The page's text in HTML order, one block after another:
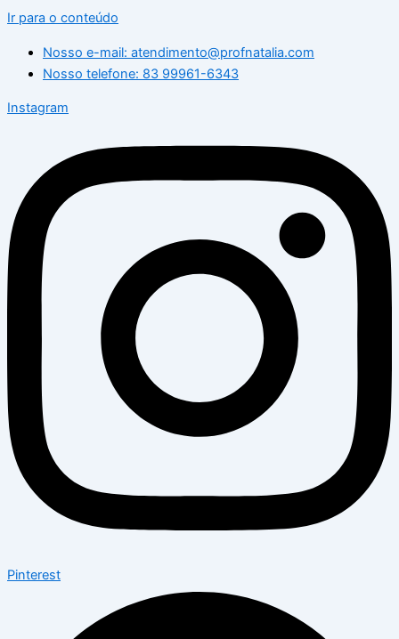
Ir para o conteúdo
Nosso e-mail: atendimento@profnatalia.com
Nosso telefone: 83 99961-6343
Instagram
Pinterest